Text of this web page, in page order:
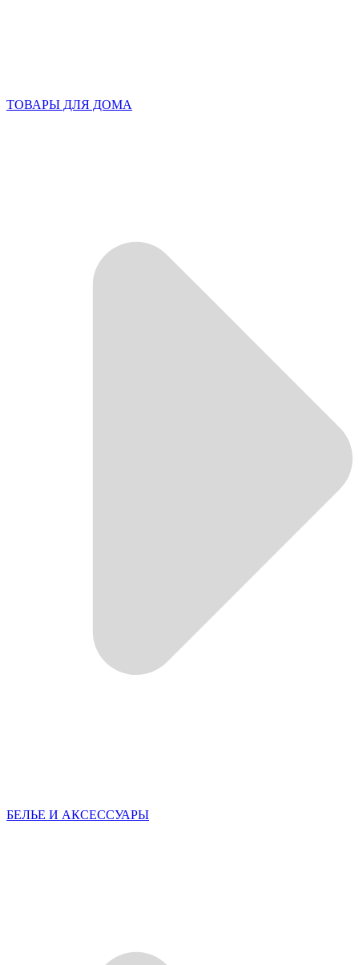
ТОВАРЫ ДЛЯ ДОМА
БЕЛЬЕ И АКСЕССУАРЫ